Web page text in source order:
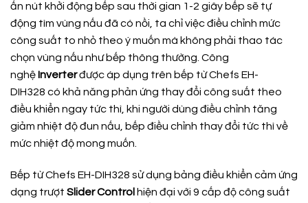
ấn nút khởi động bếp sau thời gian 1-2 giây bếp sẽ tự
động tìm vùng nấu đã có nồi, ta chỉ việc điều chỉnh mức
công suất to nhỏ theo ý muốn mà không phải thao tác
chọn vùng nấu như bếp thông thường. Công
nghệ Inverterđược áp dụng trên bếp từ Chefs EH-
DIH328 có khả năng phản ứng thay đổi công suất theo
điều khiển ngay tức thì, khi người dùng điều chỉnh tăng
giảm nhiệt độ đun nấu, bếp điều chỉnh thay đổi tức thì về
mức nhiệt độ mong muốn.
Bếp từ Chefs EH-DIH328 sử dụng bảng điều khiển cảm ứng
dạng trượt Slider Control hiện đại với 9 cấp độ công suất